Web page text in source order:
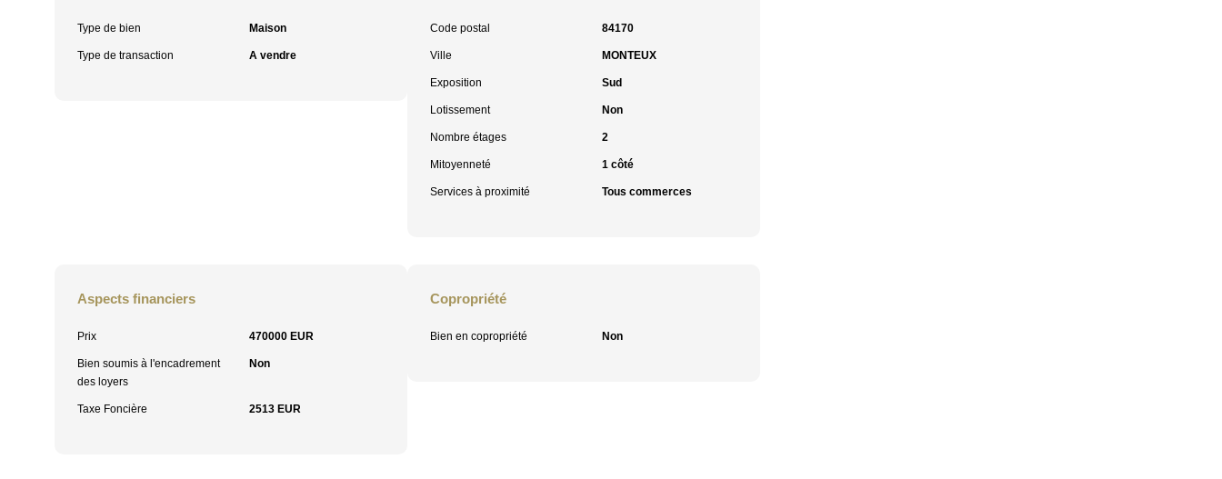
Type de bien Maison
Type de transaction A vendre
Code postal 84170
Ville MONTEUX
Exposition Sud
Lotissement Non
Nombre étages 2
Mitoyenneté 1 côté
Services à proximité Tous commerces
Aspects financiers
Prix 470000 EUR
Bien soumis à l'encadrement
des loyers
Non
Taxe Foncière 2513 EUR
Copropriété
Bien en copropriété Non